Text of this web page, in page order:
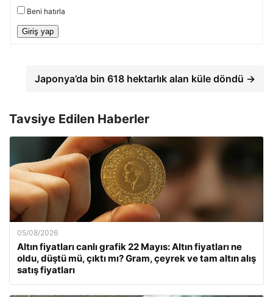
Beni hatırla
Giriş yap
Japonya’da bin 618 hektarlık alan küle döndü →
Tavsiye Edilen Haberler
05/08/2026
Altın fiyatları canlı grafik 22 Mayıs: Altın fiyatları ne
oldu, düştü mü, çıktı mı? Gram, çeyrek ve tam altın alış
satış fiyatları